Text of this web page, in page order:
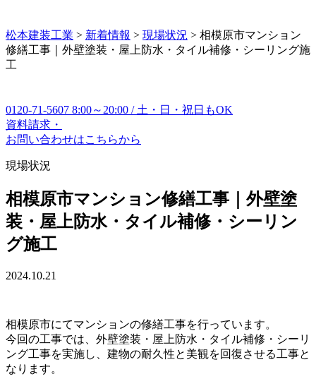
松本建装工業 > 新着情報 > 現場状況 > 相模原市マンション
修繕工事｜外壁塗装・屋上防水・タイル補修・シーリング施
工
0120-71-5607 8:00～20:00 / 土・日・祝日もOK
資料請求・
お問い合わせはこちらから
現場状況
相模原市マンション修繕工事｜外壁塗
装・屋上防水・タイル補修・シーリン
グ施工
2024.10.21
相模原市にてマンションの修繕工事を行っています。
今回の工事では、外壁塗装・屋上防水・タイル補修・シーリ
ング工事を実施し、建物の耐久性と美観を回復させる工事と
なります。